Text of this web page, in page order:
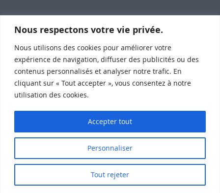
Nous respectons votre vie privée.
Nous utilisons des cookies pour améliorer votre
expérience de navigation, diffuser des publicités ou des
contenus personnalisés et analyser notre trafic. En
cliquant sur « Tout accepter », vous consentez à notre
utilisation des cookies.
Personnaliser
Tout rejeter
Accepter tout
Newsletter
Inscrivez-vous à notre newsletter
SomeWeb @2015 Propulsé par Wordpress